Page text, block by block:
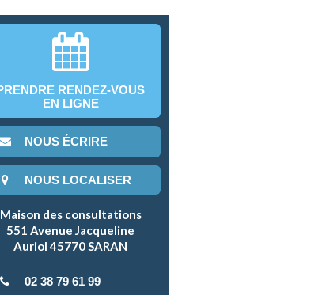
RENDEZ-VOUS
EN LIGNE
NOUS ÉCRIRE
NOUS LOCALISER
Maison des consultations
551 Avenue Jacqueline
Auriol 45770 SARAN
02 38 79 61 99